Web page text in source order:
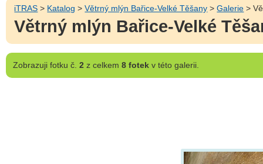
iTRAS > Katalog >Větrný mlýn Bařice-Velké Těšany >Galerie >
Větrný mlýn Bařice-Velké
Zobrazujifotku č. 2 z celkem 8 fotekv této galerii.